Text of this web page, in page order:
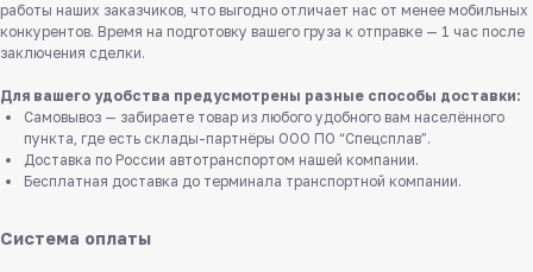
работы наших заказчиков, что выгодно отличает нас от менее мобильных
конкурентов. Время на подготовку вашего груза к отправке — 1 час после
заключения сделки.
Для вашего удобства предусмотрены разные способы доставки:
Самовывоз — забираете товар из любого удобного вам населённого
пункта, где есть склады-партнёры ООО ПО “Спецсплав”.
Доставка по России автотранспортом нашей компании.
Бесплатная доставка до терминала транспортной компании.
Система оплаты